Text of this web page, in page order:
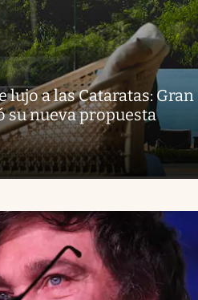
lujo a las Cataratas: Gran
su nueva propuesta